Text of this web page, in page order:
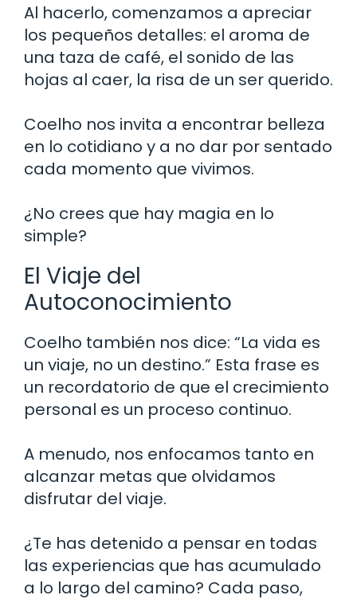
Al hacerlo, comenzamos a apreciar
los pequeños detalles: el aroma de
una taza de café, el sonido de las
hojas al caer, la risa de un ser querido.
Coelho nos invita a encontrar belleza
en lo cotidiano y a no dar por sentado
cada momento que vivimos.
¿No crees que hay magia en lo
simple?
El Viaje del
Autoconocimiento
Coelho también nos dice: “La vida es
un viaje, no un destino.” Esta frase es
un recordatorio de que el crecimiento
personal es un proceso continuo.
A menudo, nos enfocamos tanto en
alcanzar metas que olvidamos
disfrutar del viaje.
¿Te has detenido a pensar en todas
las experiencias que has acumulado
a lo largo del camino? Cada paso,